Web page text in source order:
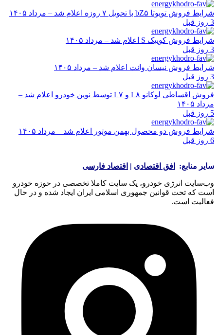
شرایط فروش تویوتا bZ۵ با تحویل ۷ روزه اعلام شد – مرداد ۱۴۰۵
3 روز قبل
شرایط فروش کوییک S اعلام شد – مرداد ۱۴۰۵
3 روز قبل
شرایط فروش نیسان وانت اعلام شد – مرداد ۱۴۰۵
3 روز قبل
فروش اقساطی لوکانو L۸ و L۷ توسط نوین خودرو اعلام شد –
مرداد ۱۴۰۵
5 روز قبل
شرایط فروش دو محصول بهمن موتور اعلام شد – مرداد ۱۴۰۵
6 روز قبل
سایر منابع: افق اقتصادی | اقتصاد فارسی
وب‌سایت انرژی خودرو، یک سایت کاملا تخصصی در حوزه خودرو
است که تحت قوانین جمهوری اسلامی ایران ایجاد شده و در حال
فعالیت است.